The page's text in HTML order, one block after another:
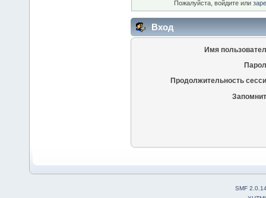
Пожалуйста, войдите или
Вход
Имя
Продолжительность
SMF